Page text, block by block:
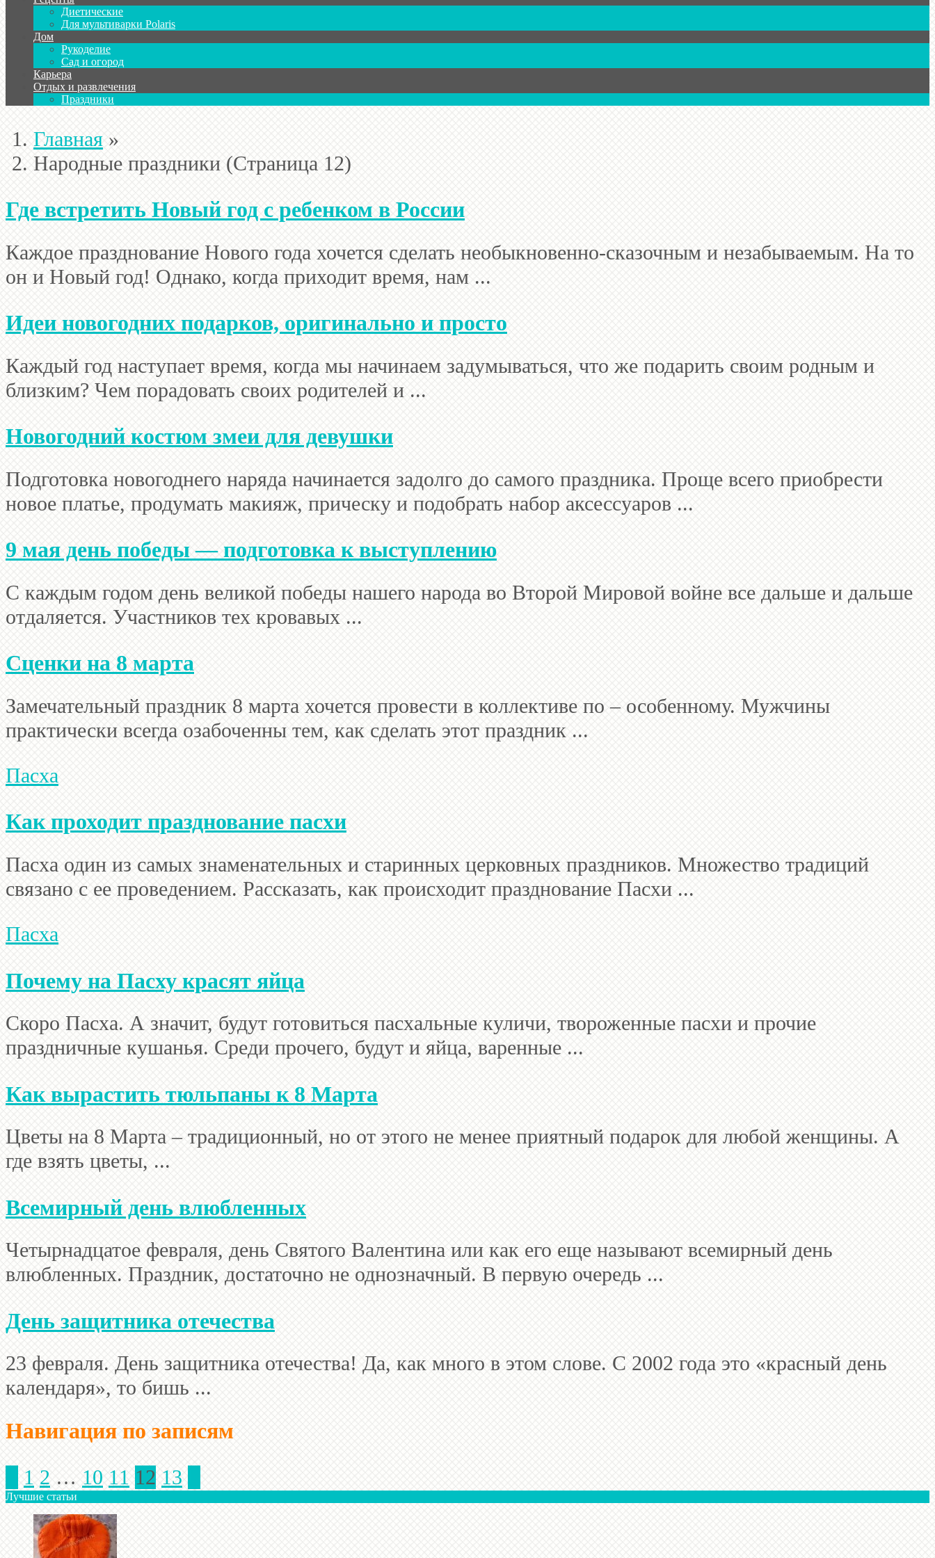
Диетические
Для мультиварки Polaris
Дом
Рукоделие
Сад и огород
Карьера
Отдых и развлечения
Праздники
Главная »
Народные праздники (Страница 12)
Где встретить Новый год с ребенком в России
Каждое празднование Нового года хочется сделать необыкновенно-сказочным и незабываемым. На то
он и Новый год! Однако, когда приходит время, нам ...
Идеи новогодних подарков, оригинально и просто
Каждый год наступает время, когда мы начинаем задумываться, что же подарить своим родным и
близким? Чем порадовать своих родителей и ...
Новогодний костюм змеи для девушки
Подготовка новогоднего наряда начинается задолго до самого праздника. Проще всего приобрести
новое платье, продумать макияж, прическу и подобрать набор аксессуаров ...
9 мая день победы — подготовка к выступлению
С каждым годом день великой победы нашего народа во Второй Мировой войне все дальше и дальше
отдаляется. Участников тех кровавых ...
Сценки на 8 марта
Замечательный праздник 8 марта хочется провести в коллективе по – особенному. Мужчины
практически всегда озабоченны тем, как сделать этот праздник ...
Пасха
Как проходит празднование пасхи
Пасха один из самых знаменательных и старинных церковных праздников. Множество традиций
связано с ее проведением. Рассказать, как происходит празднование Пасхи ...
Пасха
Почему на Пасху красят яйца
Скоро Пасха. А значит, будут готовиться пасхальные куличи, твороженные пасхи и прочие
праздничные кушанья. Среди прочего, будут и яйца, варенные ...
Как вырастить тюльпаны к 8 Марта
Цветы на 8 Марта – традиционный, но от этого не менее приятный подарок для любой женщины. А
где взять цветы, ...
Всемирный день влюбленных
Четырнадцатое февраля, день Святого Валентина или как его еще называют всемирный день
влюбленных. Праздник, достаточно не однозначный. В первую очередь ...
День защитника отечества
23 февраля. День защитника отечества! Да, как много в этом слове. С 2002 года это «красный день
календаря», то бишь ...
Навигация по записям
1 2 … 10 11 12 13
Лучшие статьи